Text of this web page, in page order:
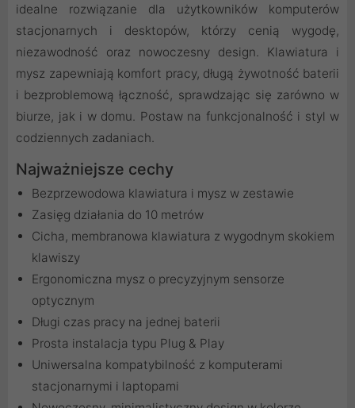
idealne rozwiązanie dla użytkowników komputerów
stacjonarnych i desktopów, którzy cenią wygodę,
niezawodność oraz nowoczesny design. Klawiatura i
mysz zapewniają komfort pracy, długą żywotność baterii
i bezproblemową łączność, sprawdzając się zarówno w
biurze, jak i w domu. Postaw na funkcjonalność i styl w
codziennych zadaniach.
Najważniejsze cechy
Bezprzewodowa klawiatura i mysz w zestawie
Zasięg działania do 10 metrów
Cicha, membranowa klawiatura z wygodnym skokiem
klawiszy
Ergonomiczna mysz o precyzyjnym sensorze
optycznym
Długi czas pracy na jednej baterii
Prosta instalacja typu Plug & Play
Uniwersalna kompatybilność z komputerami
stacjonarnymi i laptopami